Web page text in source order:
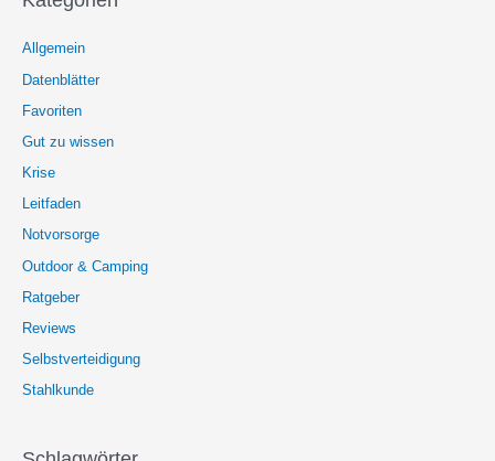
Allgemein
Datenblätter
Favoriten
Gut zu wissen
Krise
Leitfaden
Notvorsorge
Outdoor & Camping
Ratgeber
Reviews
Selbstverteidigung
Stahlkunde